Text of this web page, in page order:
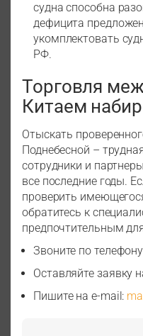
судна способна
дефицита
укомплектовать
РФ.
Торговля
Китаем
Отыскать
Поднебесной –
сотрудники и
все последние годы.
проверить
обратитесь к
предпочтительным
Звоните по
Оставляйте заявку
Пишите на е-mail: